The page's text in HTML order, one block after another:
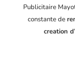
Publicitaire
constante de
creation